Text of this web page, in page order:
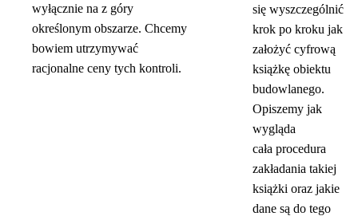
wyłącznie na z góry
określonym obszarze. Chcemy
bowiem utrzymywać
racjonalne ceny tych kontroli.
się wyszczególnić
krok po kroku jak
założyć cyfrową
książkę obiektu
budowlanego.
Opiszemy jak
wygląda
cała procedura
zakładania takiej
książki oraz jakie
dane są do tego